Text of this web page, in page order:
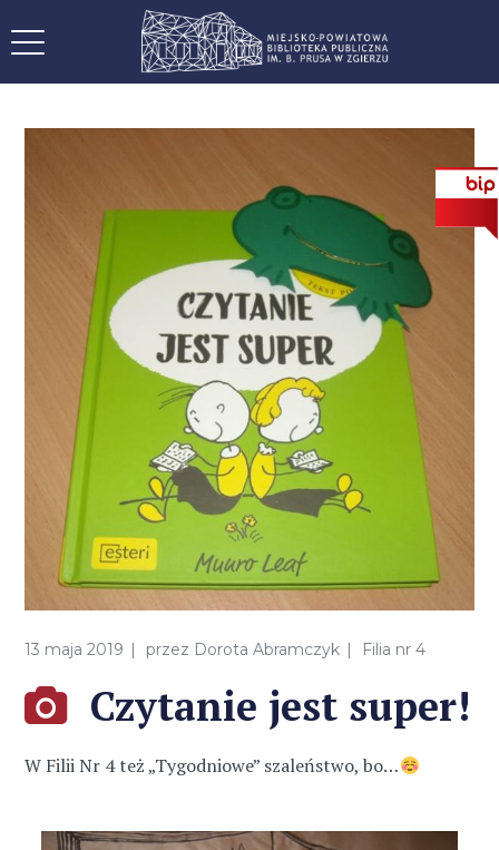
13 maja 2019 przez Dorota Abramczyk Filia nr 4
Czytanie jest super!
W Filii Nr 4 też „Tygodniowe” szaleństwo, bo…